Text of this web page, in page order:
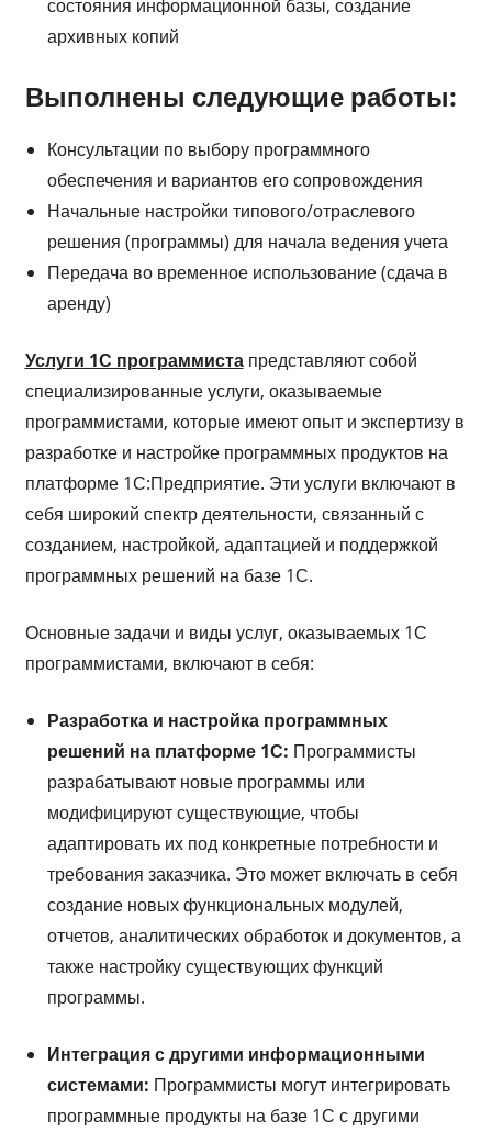
состояния информационной базы, создание
архивных копий
Выполнены следующие работы:
Консультации по выбору программного
обеспечения и вариантов его сопровождения
Начальные настройки типового/отраслевого
решения (программы) для начала ведения учета
Передача во временное использование (сдача в
аренду)
Услуги 1С программистапредставляют собой
специализированные услуги, оказываемые
программистами, которые имеют опыт и экспертизу в
разработке и настройке программных продуктов на
платформе 1С:Предприятие. Эти услуги включают в
себя широкий спектр деятельности, связанный с
созданием, настройкой, адаптацией и поддержкой
программных решений на базе 1С.
Основные задачи и виды услуг, оказываемых 1С
программистами, включают в себя:
Разработка и настройка программных
решений на платформе 1С: Программисты
разрабатывают новые программы или
модифицируют существующие, чтобы
адаптировать их под конкретные потребности и
требования заказчика. Это может включать в себя
создание новых функциональных модулей,
отчетов, аналитических обработок и документов, а
также настройку существующих функций
программы.
Интеграция с другими информационными
системами: Программисты могут интегрировать
программные продукты на базе 1С с другими